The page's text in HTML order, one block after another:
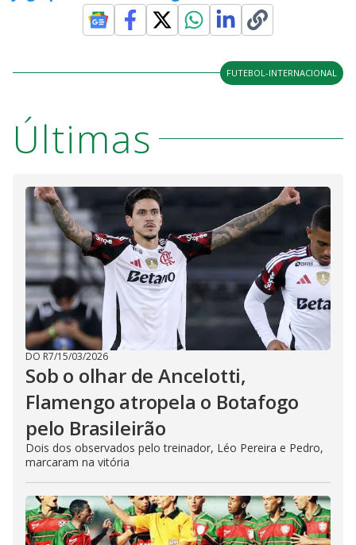
FUTEBOL-INTERNACIONAL
Últimas
DO R7/15/03/2026
Sob o olhar de Ancelotti,
Flamengo atropela o Botafogo
pelo Brasileirão
Dois dos observados pelo treinador, Léo Pereira e Pedro,
marcaram na vitória